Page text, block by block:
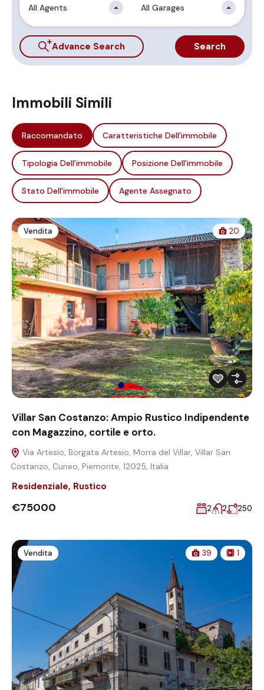
All Agents All Garages
Advance Search Search
Immobili Simili
Raccomandato Caratteristiche Dell'immobile
Tipologia Dell'immobile Posizione Dell'immobile
Stato Dell'immobile Agente Assegnato
Vendita 20
Villar San Costanzo: Ampio Rustico Indipendente
con Magazzino, cortile e orto.
Via Artesio, Borgata Artesio, Morra del Villar, Villar San
Costanzo, Cuneo, Piemonte, 12025, Italia
Residenziale, Rustico
€75000 2 2 250
Vendita 39 1